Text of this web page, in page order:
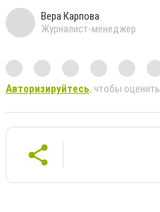
Вера Карпова
Журналист-менеджер
Авторизируйтесь, чтобы оценить